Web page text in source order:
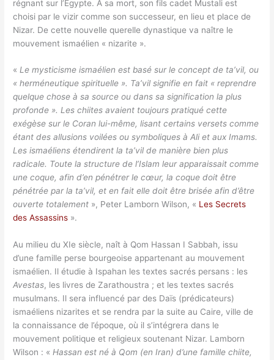
régnant sur l’Égypte. À sa mort, son fils cadet Mustali est
choisi par le vizir comme son successeur, en lieu et place de
Nizar. De cette nouvelle querelle dynastique va naître le
mouvement ismaélien « nizarite ».
«Le mysticisme ismaélien est basé sur le concept de ta’vil, ou
« herméneutique spirituelle ». Ta’vil signifie en fait « reprendre
quelque chose à sa source ou dans sa signification la plus
profonde ». Les chiites avaient toujours pratiqué cette
exégèse sur le Coran lui-même, lisant certains versets comme
étant des allusions voilées ou symboliques à Ali et aux Imams.
Les ismaéliens étendirent la ta’vil de manière bien plus
radicale. Toute la structure de l’Islam leur apparaissait comme
une coque, afin d’en pénétrer le cœur, la coque doit être
pénétrée par la ta’vil, et en fait elle doit être brisée afin d’être
ouverte totalement », Peter Lamborn Wilson, « Les Secrets
des Assassins ».
Au milieu du XIe siècle, naît à Qom Hassan I Sabbah, issu
d’une famille perse bourgeoise appartenant au mouvement
ismaélien. Il étudie à Ispahan les textes sacrés persans : les
Avestas, les livres de Zarathoustra ; et les textes sacrés
musulmans. Il sera influencé par des Daïs (prédicateurs)
ismaéliens nizarites et se rendra par la suite au Caire, ville de
la connaissance de l’époque, où il s’intégrera dans le
mouvement politique et religieux soutenant Nizar. Lamborn
Wilson : «Hassan est né à Qom (en Iran) d’une famille chiite,